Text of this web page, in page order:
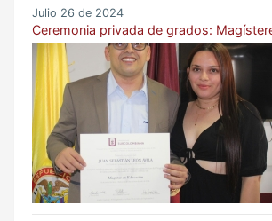
Julio 26 de 2024
Ceremonia privada de grados: